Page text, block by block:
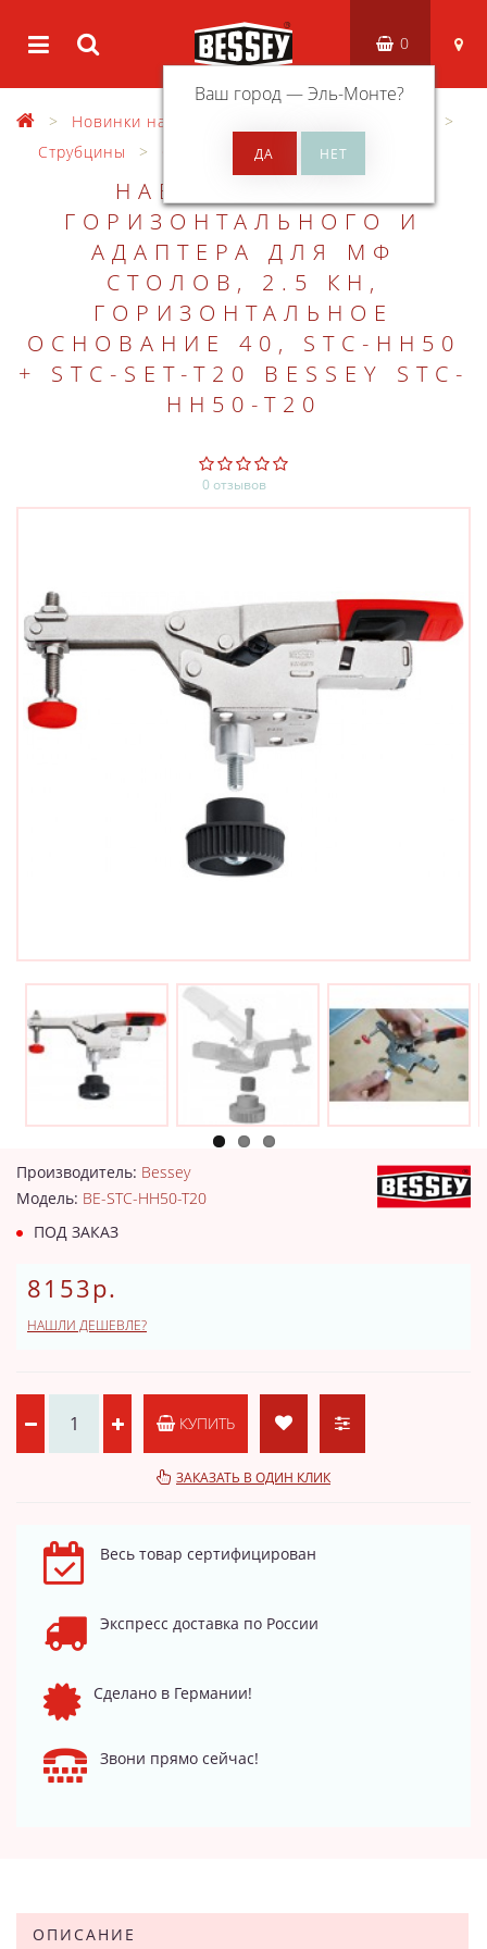
Ваш город —Эль-Монте?
0
Новинки на сайте
Струбцины
Струбцины стационарные
НАБОР ЗАЖИМА
ГОРИЗОНТАЛЬНОГО И
АДАПТЕРА ДЛЯ МФ
СТОЛОВ, 2.5 КН,
ГОРИЗОНТАЛЬНОЕ
ОСНОВАНИЕ 40, STC-HH50
+ STC-SET-T20 BESSEY STC-
HH50-T20
0 отзывов
Производитель: Bessey
Модель: BE-STC-HH50-T20
ПОД ЗАКАЗ
8153р.
НАШЛИ ДЕШЕВЛЕ?
КУПИТЬ
ЗАКАЗАТЬ В ОДИН КЛИК
Весь товар сертифицирован
Экспресс доставка по России
Сделано в Германии!
Звони прямо сейчас!
ОПИСАНИЕ